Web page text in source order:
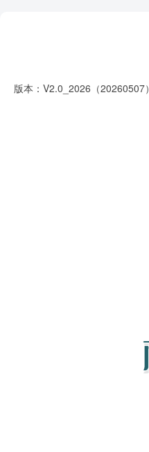
版本：V2.0_2026（20260507）